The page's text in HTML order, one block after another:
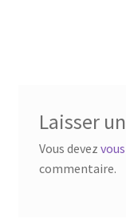
Laisser
Vous devez
commentaire.